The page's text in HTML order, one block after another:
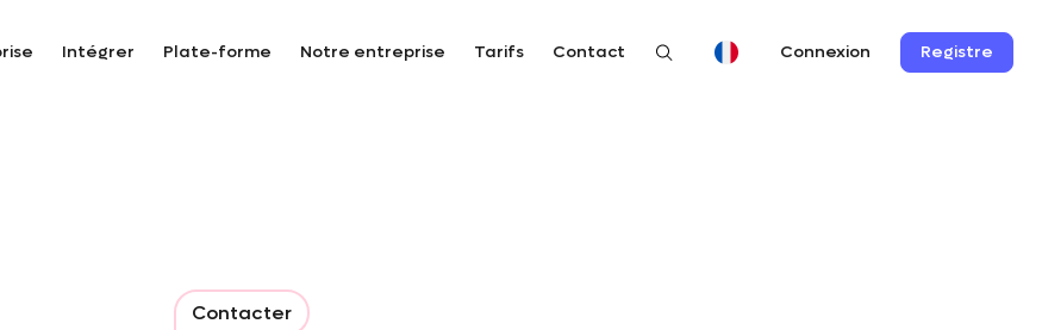
Intégrer Plate-forme Notre entreprise Tarifs Contact Connexion Registre
Contacter